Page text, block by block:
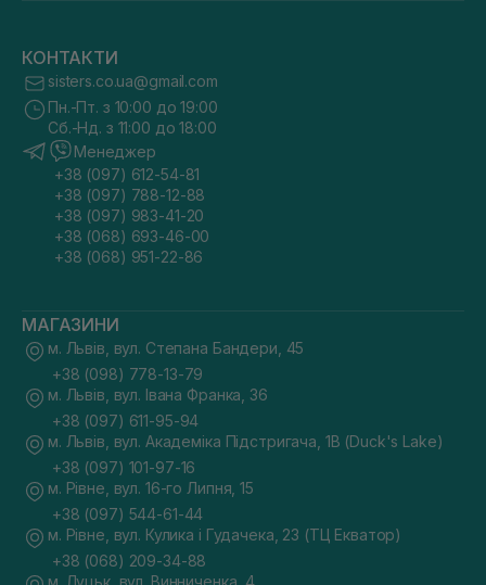
КОНТАКТИ
sisters.co.ua@gmail.com
Пн.-Пт. з 10:00 до 19:00
Сб.-Нд. з 11:00 до 18:00
Менеджер
+38 (097) 612-54-81
+38 (097) 788-12-88
+38 (097) 983-41-20
+38 (068) 693-46-00
+38 (068) 951-22-86
МАГАЗИНИ
м. Львів, вул. Степана Бандери, 45
+38 (098) 778-13-79
м. Львів, вул. Івана Франка, 36
+38 (097) 611-95-94
м. Львів, вул. Академіка Підстригача, 1В (Duck's Lake)
+38 (097) 101-97-16
м. Рівне, вул. 16-го Липня, 15
+38 (097) 544-61-44
м. Рівне, вул. Кулика і Гудачека, 23 (ТЦ Екватор)
+38 (068) 209-34-88
м. Луцьк, вул. Винниченка, 4